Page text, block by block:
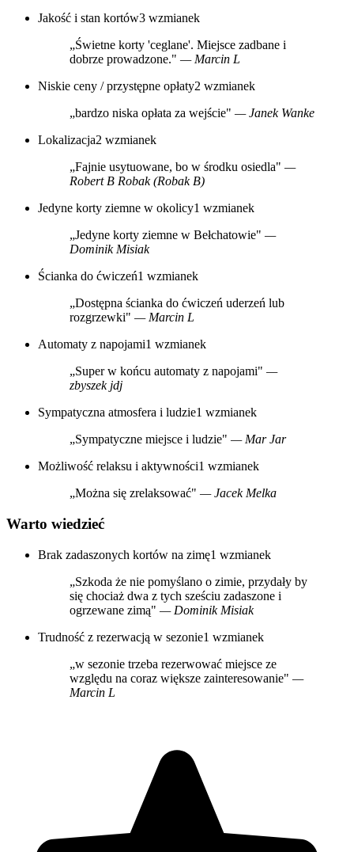
Jakość i stan kortów3 wzmianek
„Świetne korty 'ceglane'. Miejsce zadbane i
dobrze prowadzone." — Marcin L
Niskie ceny / przystępne opłaty2 wzmianek
„bardzo niska opłata za wejście" — Janek Wanke
Lokalizacja2 wzmianek
„Fajnie usytuowane, bo w środku osiedla" —
Robert B Robak (Robak B)
Jedyne korty ziemne w okolicy1 wzmianek
„Jedyne korty ziemne w Bełchatowie" —
Dominik Misiak
Ścianka do ćwiczeń1 wzmianek
„Dostępna ścianka do ćwiczeń uderzeń lub
rozgrzewki" — Marcin L
Automaty z napojami1 wzmianek
„Super w końcu automaty z napojami" —
zbyszek jdj
Sympatyczna atmosfera i ludzie1 wzmianek
„Sympatyczne miejsce i ludzie" — Mar Jar
Możliwość relaksu i aktywności1 wzmianek
„Można się zrelaksować" — Jacek Melka
Warto wiedzieć
Brak zadaszonych kortów na zimę1 wzmianek
„Szkoda że nie pomyślano o zimie, przydały by
się chociaż dwa z tych sześciu zadaszone i
ogrzewane zimą" — Dominik Misiak
Trudność z rezerwacją w sezonie1 wzmianek
„w sezonie trzeba rezerwować miejsce ze
względu na coraz większe zainteresowanie" —
Marcin L